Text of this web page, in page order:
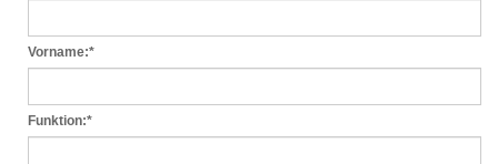
Vorname:*
Funktion:*